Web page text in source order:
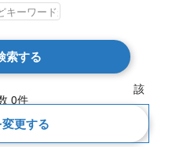
索する
該
0件
更する
新着順